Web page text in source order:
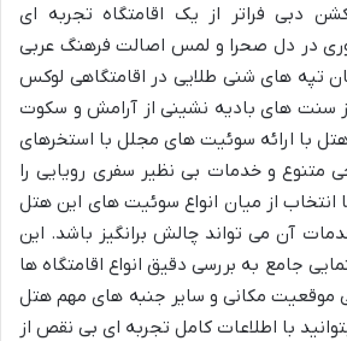
دبی فراتر از یک اقامتگاه تجربه ای
در دل صحرا و لمس اصالت فرهنگ عربی
تپه های شنی طلایی در اقامتگاهی لوکس
از سنت های بادیه نشینی از آرامش و سکوت
با ارائه سوئیت های مجلل با استخرهای
متنوع و خدمات بی نظیر سفری رویایی را
انتخاب از میان انواع سوئیت های این هتل
آن می تواند چالش برانگیز باشد. این
جامع به بررسی دقیق انواع اقامتگاه ها
موقعیت مکانی و سایر جنبه های مهم هتل
با اطلاعات کامل تجربه ای بی نقص از